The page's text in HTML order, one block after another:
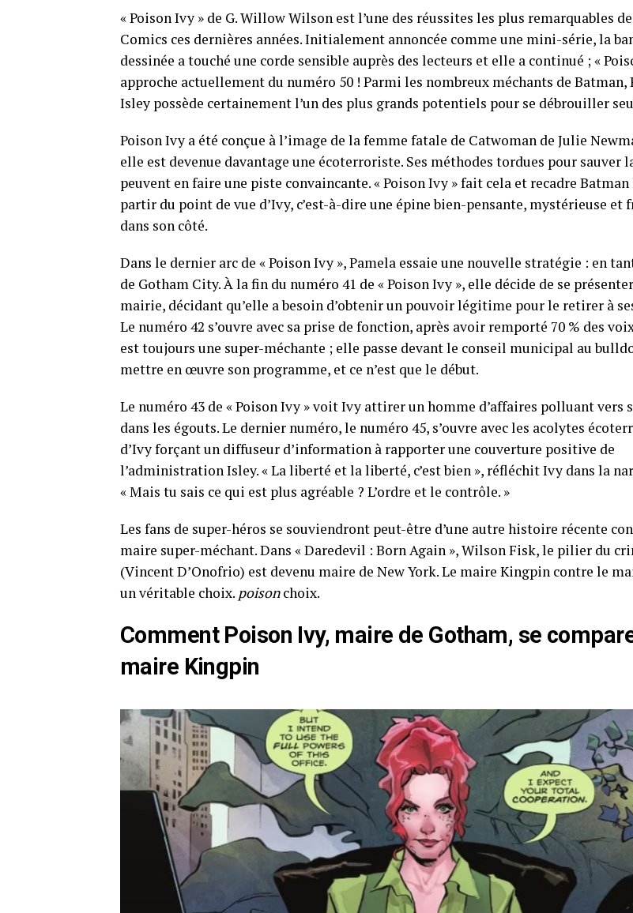
« Poison Ivy » de G. Willow Wilson est l’une des réussites les plus remarquables
Comics ces dernières années. Initialement annoncée comme une mini-série, la
dessinée a touché une corde sensible auprès des lecteurs et elle a continué ; «
approche actuellement du numéro 50 ! Parmi les nombreux méchants de Batman,
Isley possède certainement l’un des plus grands potentiels pour se débrouiller
Poison Ivy a été conçue à l’image de la femme fatale de Catwoman de Julie
elle est devenue davantage une écoterroriste. Ses méthodes tordues pour sauver
peuvent en faire une piste convaincante. « Poison Ivy » fait cela et recadre
partir du point de vue d’Ivy, c’est-à-dire une épine bien-pensante, mystérieuse et
dans son côté.
Dans le dernier arc de « Poison Ivy », Pamela essaie une nouvelle stratégie : en
de Gotham City. À la fin du numéro 41 de « Poison Ivy », elle décide de se
mairie, décidant qu’elle a besoin d’obtenir un pouvoir légitime pour le retirer à
Le numéro 42 s’ouvre avec sa prise de fonction, après avoir remporté 70 % des
est toujours une super-méchante ; elle passe devant le conseil municipal au
mettre en œuvre son programme, et ce n’est que le début.
Le numéro 43 de « Poison Ivy » voit Ivy attirer un homme d’affaires polluant vers
dans les égouts. Le dernier numéro, le numéro 45, s’ouvre avec les acolytes
d’Ivy forçant un diffuseur d’information à rapporter une couverture positive de
l’administration Isley. « La liberté et la liberté, c’est bien », réfléchit Ivy dans la
« Mais tu sais ce qui est plus agréable ? L’ordre et le contrôle. »
Les fans de super-héros se souviendront peut-être d’une autre histoire récente
maire super-méchant. Dans « Daredevil : Born Again », Wilson Fisk, le pilier du
(Vincent D’Onofrio) est devenu maire de New York. Le maire Kingpin contre le
un véritable choix. poisonchoix.
Comment Poison Ivy, maire de Gotham, se
maire Kingpin